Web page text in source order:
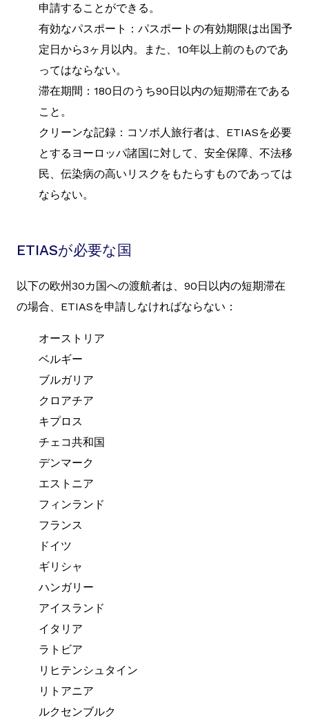
申請することができる。
有効なパスポート：パスポートの有効期限は出国予
定日から3ヶ月以内。また、10年以上前のものであ
ってはならない。
滞在期間：180日のうち90日以内の短期滞在である
こと。
クリーンな記録：コソボ人旅行者は、ETIASを必要
とするヨーロッパ諸国に対して、安全保障、不法移
民、伝染病の高いリスクをもたらすものであっては
ならない。
ETIASが必要な国
以下の欧州30カ国への渡航者は、90日以内の短期滞在
の場合、ETIASを申請しなければならない：
オーストリア
ベルギー
ブルガリア
クロアチア
キプロス
チェコ共和国
デンマーク
エストニア
フィンランド
フランス
ドイツ
ギリシャ
ハンガリー
アイスランド
イタリア
ラトビア
リヒテンシュタイン
リトアニア
ルクセンブルク